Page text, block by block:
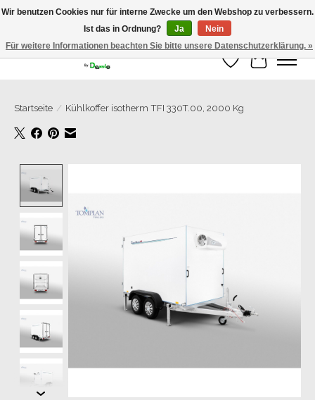
Grosse Auswahl an Anhänger direkt vom Hersteller!
Wunschzettel
Ihr
Startseite / Kühlkoffer isotherm TFI 330T.00, 2000 Kg
Wir benutzen Cookies nur für interne Zwecke um den Webshop zu verbessern.
Ist das in Ordnung?
Ja
Nein
Für weitere Informationen beachten Sie bitte unsere Datenschutzerklärung. »